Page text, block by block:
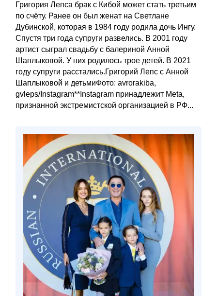
Григория Лепса брак с Кибой может стать третьим
по счёту. Ранее он был женат на Светлане
Дубинской, которая в 1984 году родила дочь Ингу.
Спустя три года супруги развелись. В 2001 году
артист сыграл свадьбу с балериной Анной
Шаплыковой. У них родилось трое детей. В 2021
году супруги расстались.Григорий Лепс с Анной
Шаплыковой и детьмиФото: avrorakiba,
gvleps/Instagram**Instagram принадлежит Meta,
признанной экстремистской организацией в РФ...